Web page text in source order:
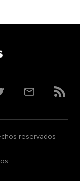
CorreoRSS
reservados